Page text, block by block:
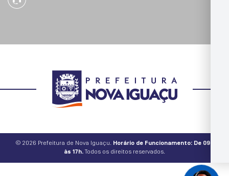
© 2026 Prefeitura de Nova Iguaçu. Horário de Funcionamento: De 09h
às 17h.Todos os direitos reservados.